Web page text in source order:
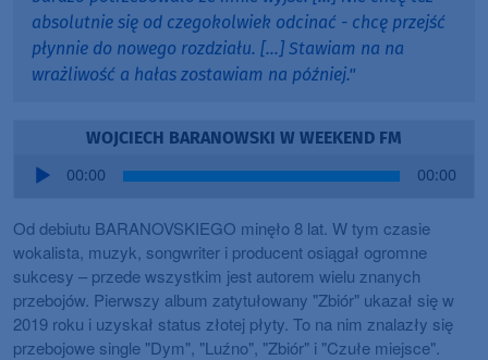
absolutnie się od czegokolwiek odcinać - chcę przejść
płynnie do nowego rozdziału. […] Stawiam na na
wrażliwość a hałas zostawiam na później."
WOJCIECH BARANOWSKI W WEEKEND FM
Audio
00:00 00:00
Od debiutu BARANOVSKIEGO minęło 8 lat. W tym czasie
wokalista, muzyk, songwriter i producent osiągał ogromne
sukcesy – przede wszystkim jest autorem wielu znanych
przebojów. Pierwszy album zatytułowany "Zbiór" ukazał się w
2019 roku i uzyskał status złotej płyty. To na nim znalazły się
przebojowe single "Dym", "Luźno", "Zbiór" i "Czułe miejsce".